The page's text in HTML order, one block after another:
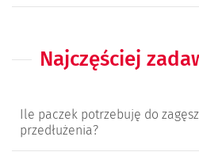
Najczęściej
Ile paczek potrzebuję do
przedłużenia?